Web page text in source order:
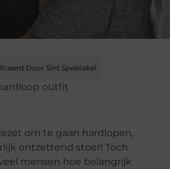
Door Sint Spektakel
outfit
om te gaan hardlopen,
ontzettend stoer! Toch
mensen hoe belangrijk